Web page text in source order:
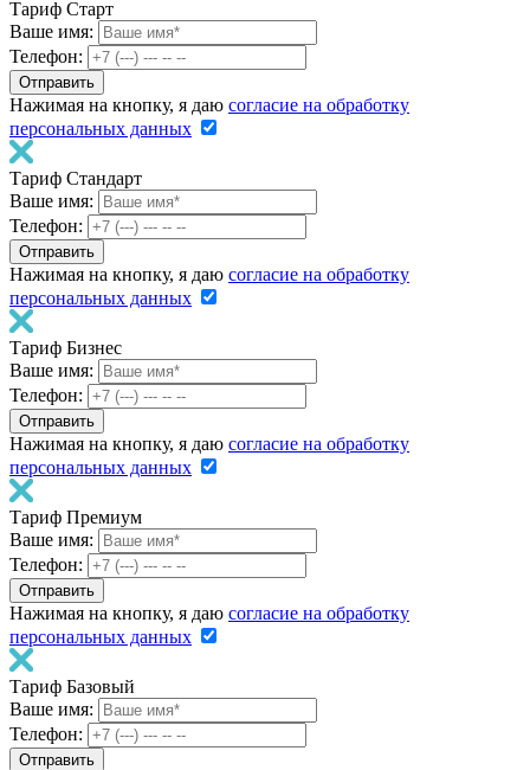
Тариф Старт
Ваше имя:
Телефон:
Нажимая на кнопку, я даю согласие на обработку
персональных данных
Тариф Стандарт
Ваше имя:
Телефон:
Нажимая на кнопку, я даю согласие на обработку
персональных данных
Тариф Бизнес
Ваше имя:
Телефон:
Нажимая на кнопку, я даю согласие на обработку
персональных данных
Тариф Премиум
Ваше имя:
Телефон:
Нажимая на кнопку, я даю согласие на обработку
персональных данных
Тариф Базовый
Ваше имя:
Телефон: